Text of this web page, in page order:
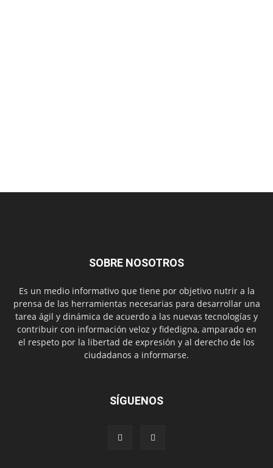
SOBRE NOSOTROS
Es un medio informativo que tiene por objetivo nutrir a la
prensa de las herramientas necesarias para desarrollar una
tarea ágil y dinámica de acuerdo a las nuevas tecnologías y
contribuir con información veloz y fidedigna, amparado en
el respeto por la libertad de expresión y al derecho de los
ciudadanos a informarse.
SÍGUENOS